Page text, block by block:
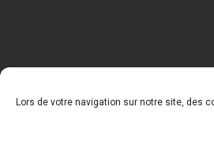
Lors de votre navigation sur notre site, des